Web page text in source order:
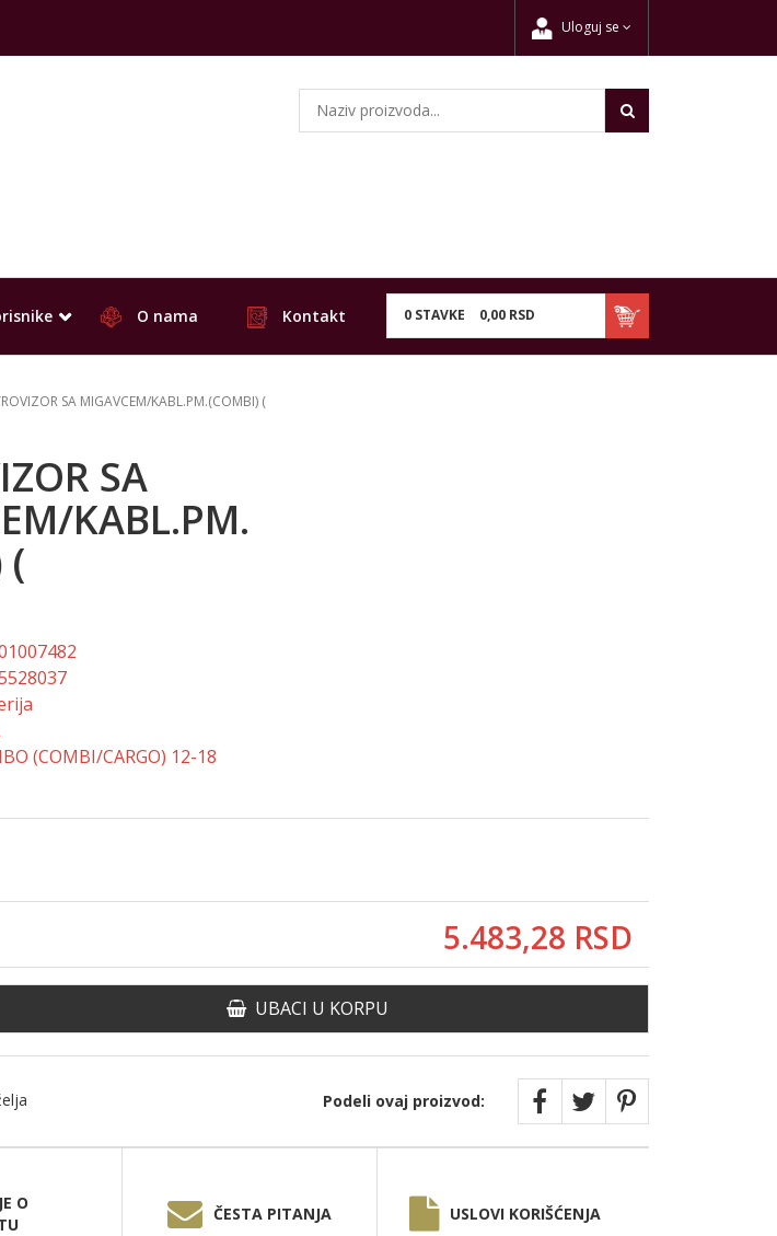
Uloguj se
0 STAVKE 0,00 RSD
O nama Kontakt
SA MIGAVCEM/KABL.PM.(COMBI) (
SA
KABL.PM.
(
(COMBI/CARGO) 12-18
5.483,28 RSD
UBACI U KORPU
Podeli ovaj proizvod:
O
ČESTA PITANJA USLOVI KORIŠĆENJA